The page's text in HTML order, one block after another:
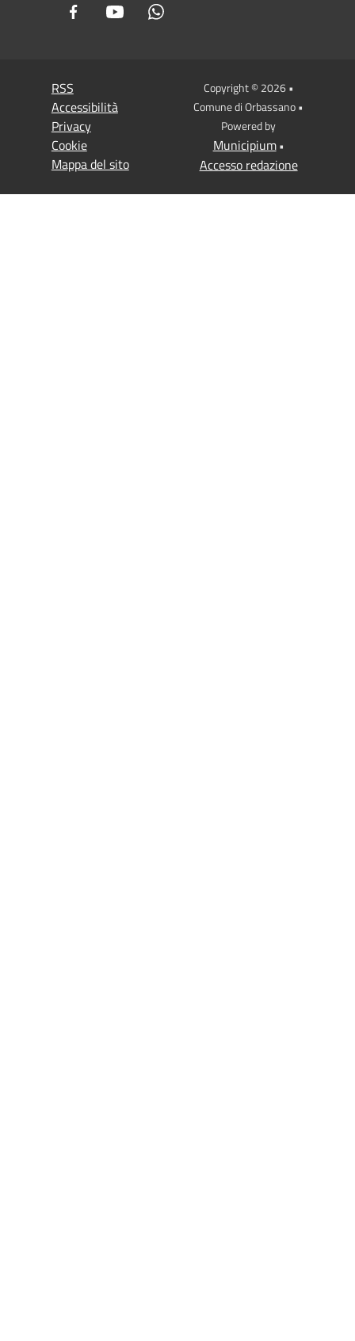
FacebookYoutube
RSS
Accessibilità
Privacy
Cookie
Mappa del sito
Copyright © 2026 •
Comune di Orbassano •
Powered by
Municipium•
Accesso redazione